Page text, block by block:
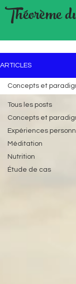
Théorème
ARTICLES
Tous les posts
Concepts et
Expériences
Méditation
Nutrition
Étude de cas
Concepts et